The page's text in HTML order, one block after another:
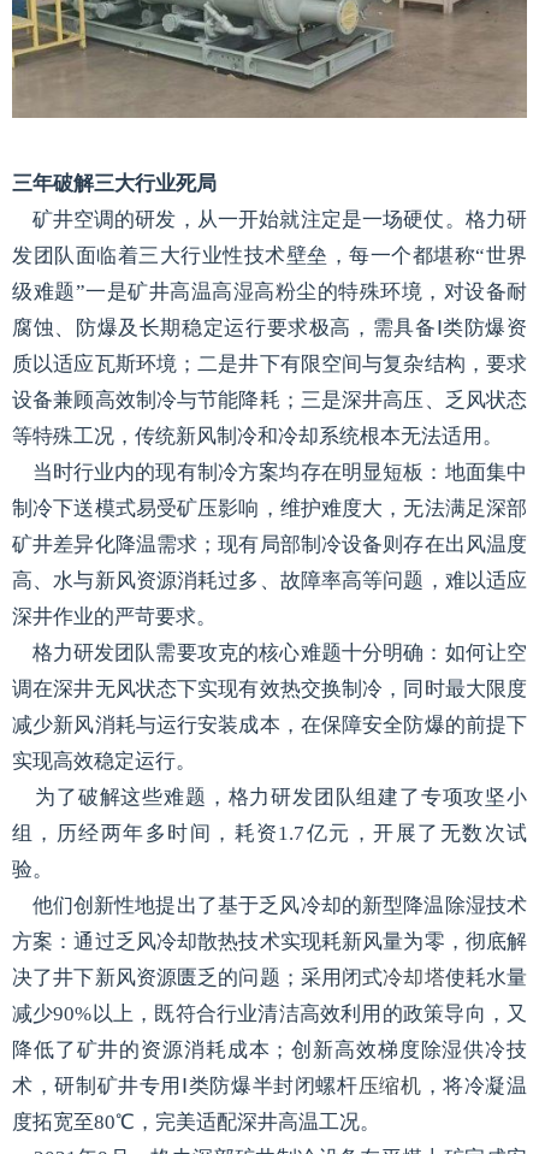
三年破解三大行业死局
矿井空调的研发，从一开始就注定是一场硬仗。格力研
发团队面临着三大行业性技术壁垒，每一个都堪称“世界
级难题”一是矿井高温高湿高粉尘的特殊环境，对设备耐
腐蚀、防爆及长期稳定运行要求极高，需具备Ⅰ类防爆资
质以适应瓦斯环境；二是井下有限空间与复杂结构，要求
设备兼顾高效制冷与节能降耗；三是深井高压、乏风状态
等特殊工况，传统新风制冷和冷却系统根本无法适用。
当时行业内的现有制冷方案均存在明显短板：地面集中
制冷下送模式易受矿压影响，维护难度大，无法满足深部
矿井差异化降温需求；现有局部制冷设备则存在出风温度
高、水与新风资源消耗过多、故障率高等问题，难以适应
深井作业的严苛要求。
格力研发团队需要攻克的核心难题十分明确：如何让空
调在深井无风状态下实现有效热交换制冷，同时最大限度
减少新风消耗与运行安装成本，在保障安全防爆的前提下
实现高效稳定运行。
为了破解这些难题，格力研发团队组建了专项攻坚小
组，历经两年多时间，耗资1.7亿元，开展了无数次试
验。
他们创新性地提出了基于乏风冷却的新型降温除湿技术
方案：通过乏风冷却散热技术实现耗新风量为零，彻底解
决了井下新风资源匮乏的问题；采用闭式冷却塔使耗水量
减少90%以上，既符合行业清洁高效利用的政策导向，又
降低了矿井的资源消耗成本；创新高效梯度除湿供冷技
术，研制矿井专用Ⅰ类防爆半封闭螺杆压缩机 ，将冷凝温
度拓宽至80℃，完美适配深井高温工况。